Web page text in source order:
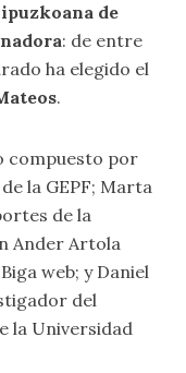
de
: de entre
ha elegido el
.
compuesto por
la GEPF; Marta
de la
Ander Artola
web; y Daniel
del
la Universidad